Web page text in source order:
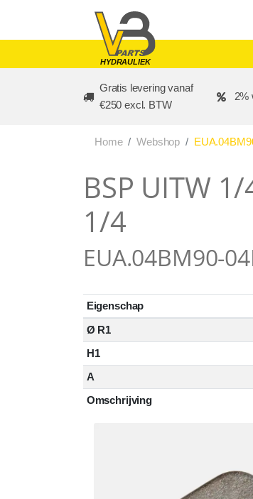
HYDRAULIEK
Gratis levering vanaf
€250 excl. BTW
2%
Home Webshop
BSP UITW
1/4
EUA.04BM90-
Eigenschap
Ø R1
H1
A
Omschrijving